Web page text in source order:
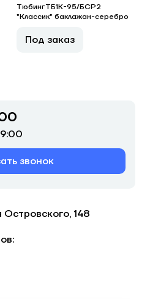
Тюбинг ТБ1К-95/БСР2
"Классик" баклажан-серебро
Под заказ
звонок
Островского, 148